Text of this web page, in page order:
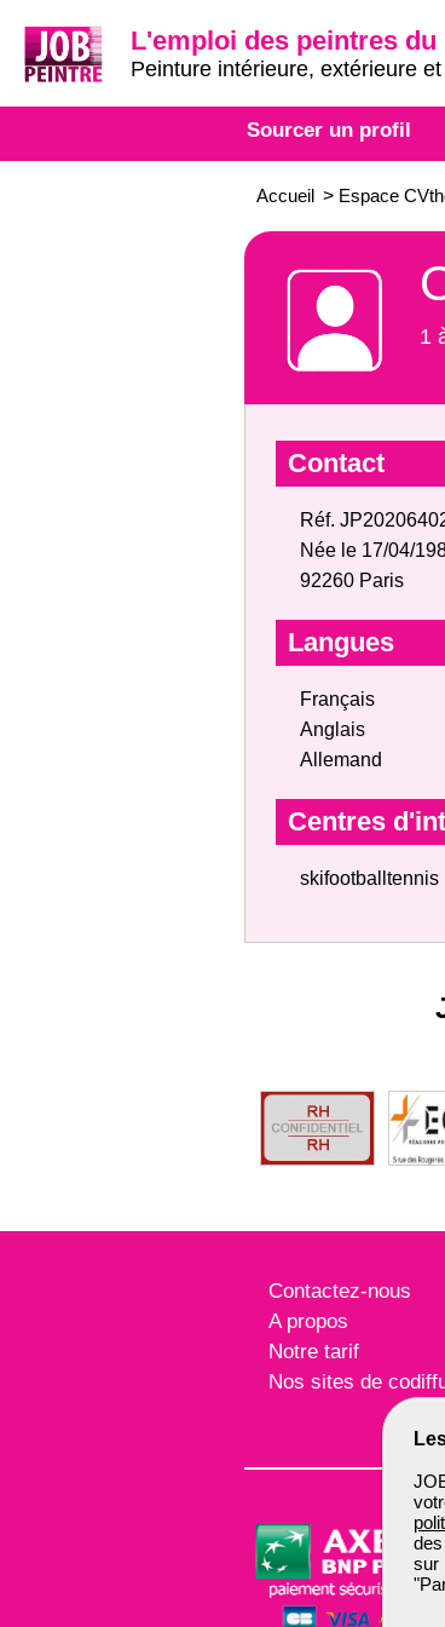
L'emploi des peintres du
Peinture intérieure, extérieure
Sourcer un profil
Accueil > Espace
1
Contact
Réf.
Née le 17/04/
92260 Paris
Langues
Français
Anglais
Allemand
Centres
skifootballtennis
sur
Contactez-nous
A propos
Notre tarif
Nos sites de